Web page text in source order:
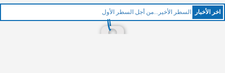
اخر اﻷخبار